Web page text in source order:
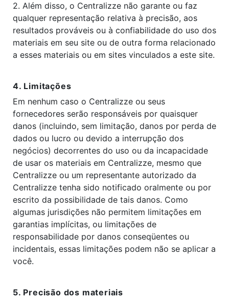
2. Além disso, o Centralizze não garante ou faz
qualquer representação relativa à precisão, aos
resultados prováveis ​​ou à confiabilidade do uso dos
materiais em seu site ou de outra forma relacionado
a esses materiais ou em sites vinculados a este site.
4. Limitações
Em nenhum caso o Centralizze ou seus
fornecedores serão responsáveis ​​por quaisquer
danos (incluindo, sem limitação, danos por perda de
dados ou lucro ou devido a interrupção dos
negócios) decorrentes do uso ou da incapacidade
de usar os materiais em Centralizze, mesmo que
Centralizze ou um representante autorizado da
Centralizze tenha sido notificado oralmente ou por
escrito da possibilidade de tais danos. Como
algumas jurisdições não permitem limitações em
garantias implícitas, ou limitações de
responsabilidade por danos conseqüentes ou
incidentais, essas limitações podem não se aplicar a
você.
5. Precisão dos materiais